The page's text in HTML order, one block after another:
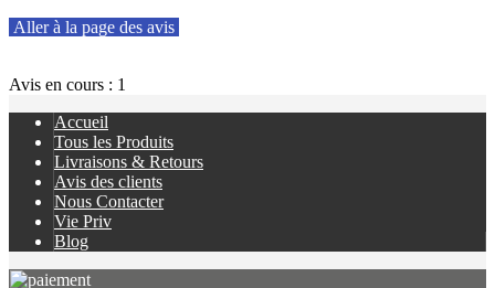
Aller à la page des avis
Avis en cours : 1
Accueil
Tous les Produits
Livraisons & Retours
Avis des clients
Nous Contacter
Vie Priv
Blog